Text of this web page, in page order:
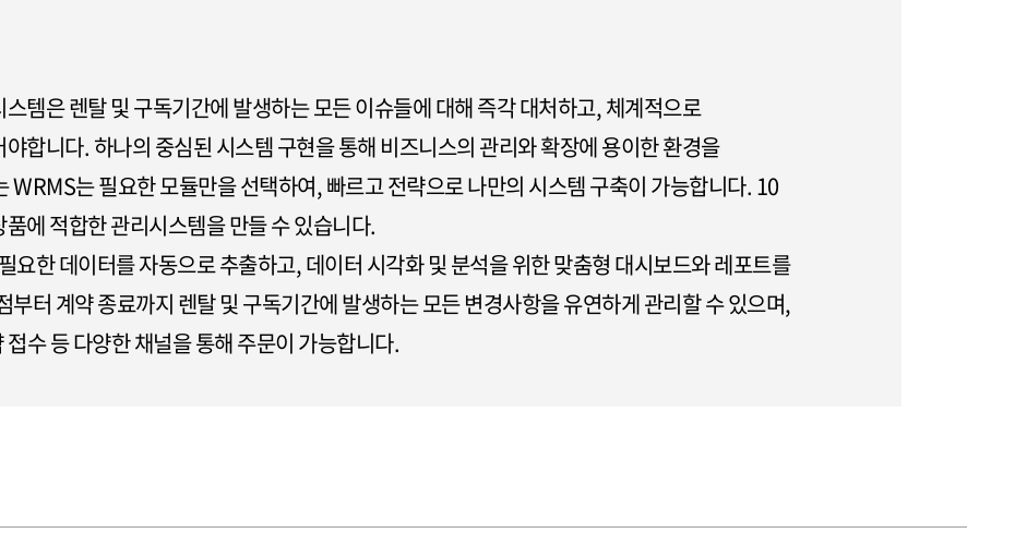
템은 렌탈 및 구독기간에 발생하는 모든 이슈들에 대해 즉각 대처하고, 체계적으로
합니다. 하나의 중심된 시스템 구현을 통해 비즈니스의 관리와 확장에 용이한 환경을
WRMS는 필요한 모듈만을 선택하여, 빠르고 전략으로 나만의 시스템 구축이 가능합니다. 10
에 적합한 관리시스템을 만들 수 있습니다.
요한 데이터를 자동으로 추출하고, 데이터 시각화 및 분석을 위한 맞춤형 대시보드와 레포트를
부터 계약 종료까지 렌탈 및 구독기간에 발생하는 모든 변경사항을 유연하게 관리할 수 있으며,
수 등 다양한 채널을 통해 주문이 가능합니다.